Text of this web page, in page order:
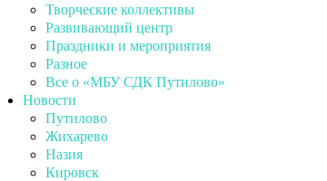
Творческие коллективы
Развивающий центр
Праздники и мероприятия
Разное
Все о «МБУ СДК Путилово»
Новости
Путилово
Жихарево
Назия
Кировск